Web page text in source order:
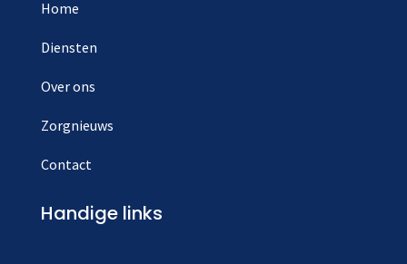
Home
Diensten
Over ons
Zorgnieuws
Contact
Handige links